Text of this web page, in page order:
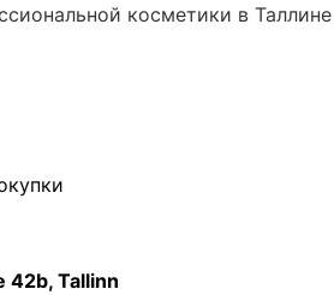
косметики в Таллине
42b, Tallinn